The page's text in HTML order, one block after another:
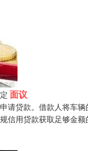
面议
请贷款。借款人将车
信用贷款获取足够金